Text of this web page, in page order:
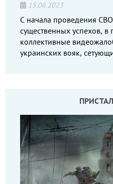
15.06.2023
С начала проведения
существенных успехов, в
коллективные
украинских вояк,